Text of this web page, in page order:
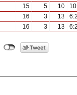
15 5 10
16 3 13
16 3 13